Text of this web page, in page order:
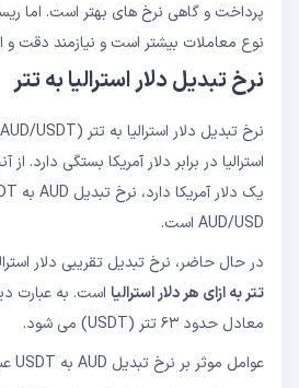
پرداخت و گاهی نرخ های بهتر است. اما
نوع معاملات بیشتر است و نیازمند دقت و
نرخ تبدیل دلار استرالیا به تتر
استرالیا در برابر دلار آمریکا بستگی دارد. از
AUD/USD است.
در حال حاضر، نرخ تبدیل تقریبی دلار
تتر به ازای هر دلار استرالیا
معادل حدود ۶۳ تتر (USDT) می شود.
عوامل موثر بر نرخ تبدیل AUD به USDT عبارتند از: